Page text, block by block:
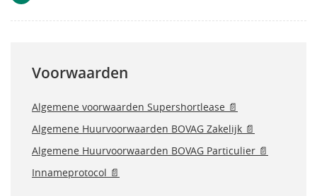
Voorwaarden
Algemene voorwaarden Supershortlease 📄
Algemene Huurvoorwaarden BOVAG Zakelijk 📄
Algemene Huurvoorwaarden BOVAG Particulier 📄
Innameprotocol 📄